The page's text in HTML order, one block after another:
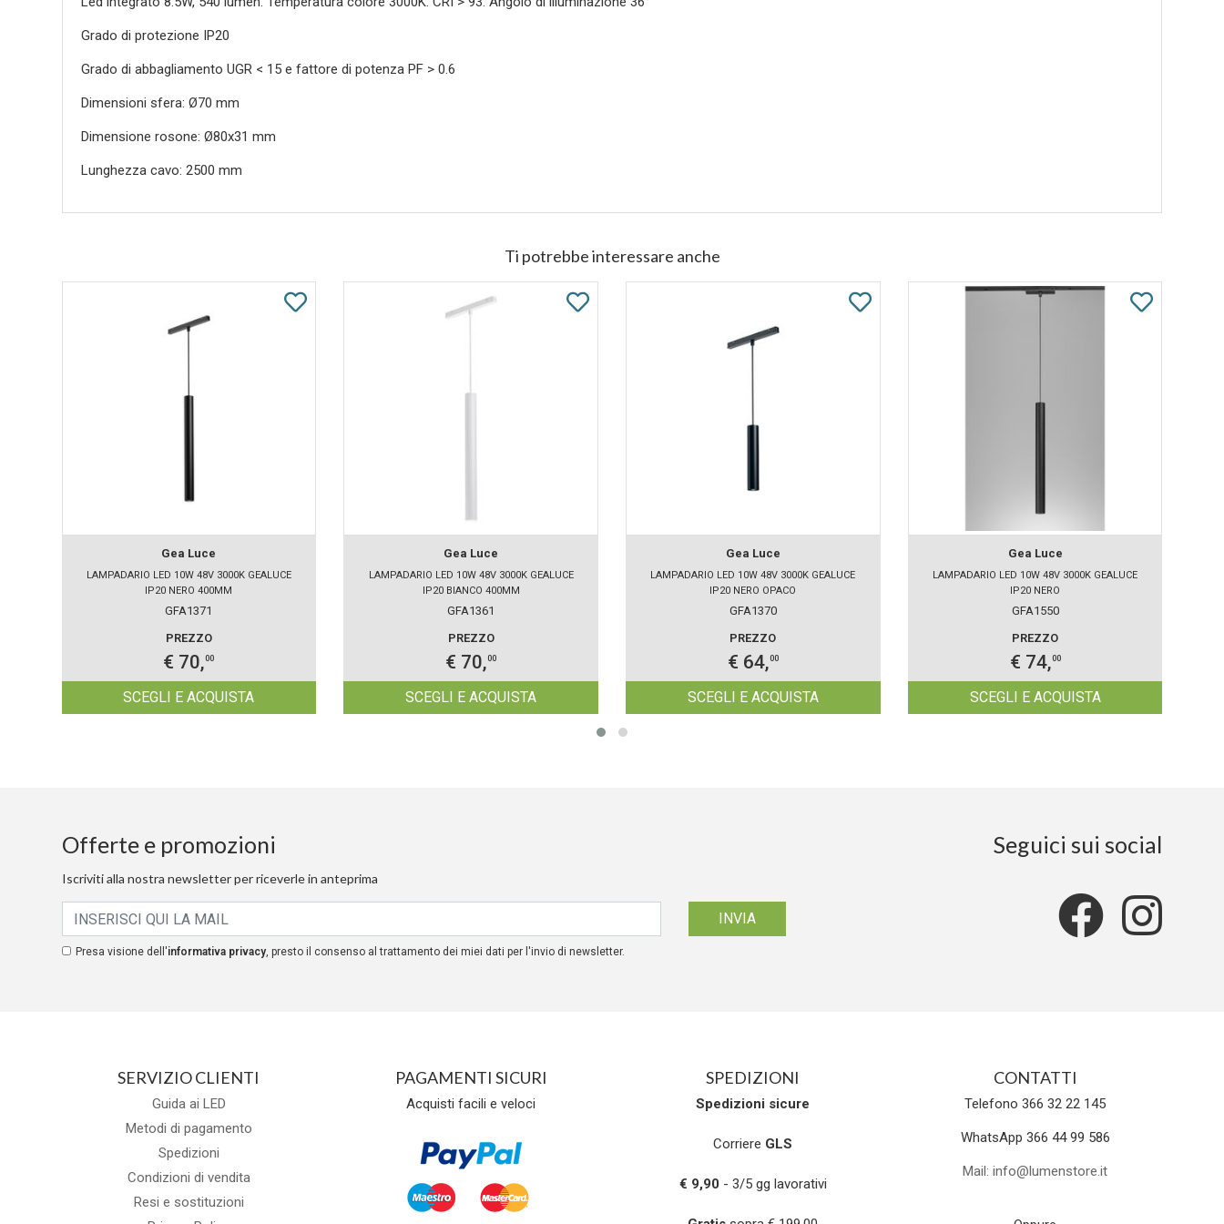
Grado di protezione IP20
Grado di abbagliamento UGR < 15 e fattore di potenza PF > 0.6
Dimensioni sfera: Ø70 mm
Dimensione rosone: Ø80x31 mm
Lunghezza cavo: 2500 mm
Ti potrebbe interessare anche
Gea Luce
LAMPADARIO LED 10W 48V 3000K GEALUCE
IP20 NERO 400MM
GFA1371
PREZZO
€ 70,00
SCEGLI E ACQUISTA
Gea Luce
LAMPADARIO LED 10W 48V 3000K GEALUCE
IP20 BIANCO 400MM
GFA1361
PREZZO
€ 70,00
SCEGLI E ACQUISTA
Gea Luce
LAMPADARIO LED 10W 48V 3000K GEALUCE
IP20 NERO OPACO
GFA1370
PREZZO
€ 64,00
SCEGLI E ACQUISTA
Gea Luce
LAMPADARIO LED 10W 48V 3000K GEALUCE
IP20 NERO
GFA1550
PREZZO
€ 74,00
SCEGLI E ACQUISTA
Offerte e promozioni
Iscriviti alla nostra newsletter per riceverle in anteprima
Presa visione dell'informativa privacy, presto il consenso al trattamento dei miei dati per l'invio di newsletter.
Seguici sui social
SERVIZIO CLIENTI
Guida ai LED
Metodi di pagamento
Spedizioni
Condizioni di vendita
Resi e sostituzioni
PAGAMENTI SICURI
Acquisti facili e veloci
SPEDIZIONI
Spedizioni sicure
Corriere GLS
€ 9,90 - 3/5 gg lavorativi
CONTATTI
Telefono 366 32 22 145
WhatsApp 366 44 99 586
Mail: info@lumenstore.it